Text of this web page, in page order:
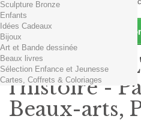
Total TTC
Continuer mes achats
Sculpture Bronze
Enfants
Idées Cadeaux
Bijoux
Art et Bande dessinée
Beaux livres
Sélection Enfance et Jeunesse
Cartes, Coffrets & Coloriages
Exposition
l'histoire -
Beaux-arts,